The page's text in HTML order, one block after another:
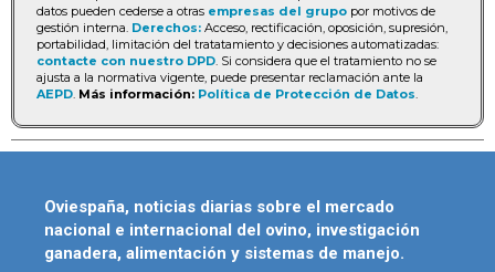
datos pueden cederse a otras empresas del grupo por motivos de
gestión interna. Derechos: Acceso, rectificación, oposición, supresión,
portabilidad, limitación del tratatamiento y decisiones automatizadas:
contacte con nuestro DPD. Si considera que el tratamiento no se
ajusta a la normativa vigente, puede presentar reclamación ante la
AEPD. Más información: Política de Protección de Datos.
Oviespaña, noticias diarias sobre el mercado
nacional e internacional del ovino, investigación
ganadera, alimentación y sistemas de manejo.